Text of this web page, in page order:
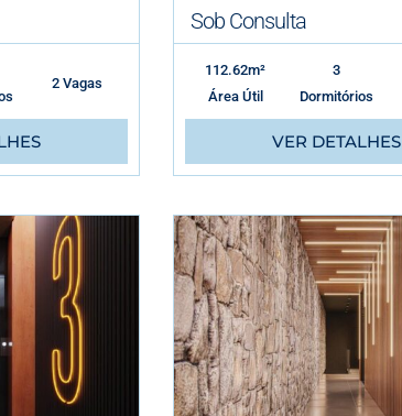
2 Vagas
Sob Consulta
112.62m²
Área Útil
3
Dormitórios
VER DETALHES